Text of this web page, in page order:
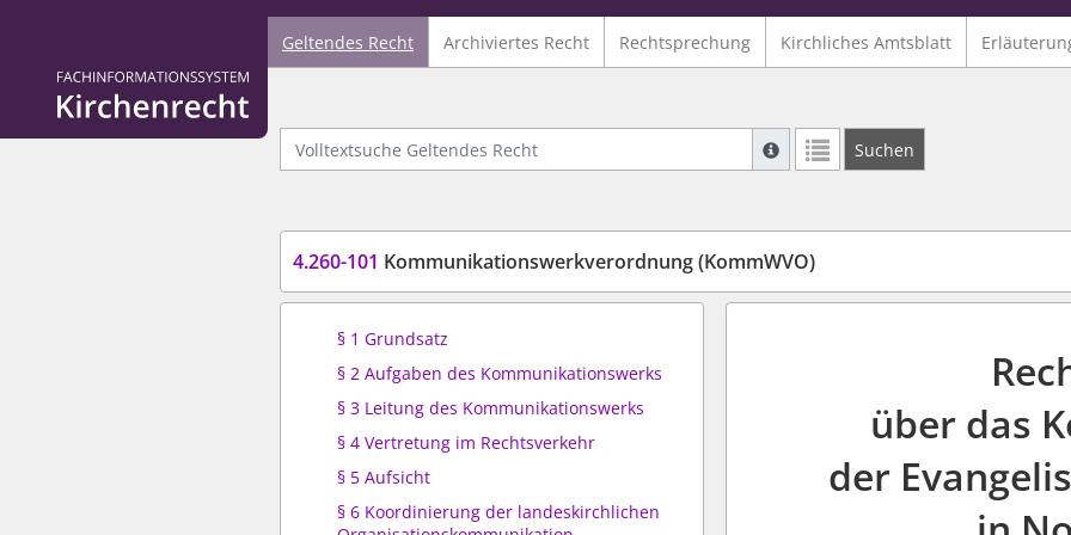
Logo Fachinformationssystem Kirchenrecht
Geltendes Recht Archiviertes Recht Rechtsprechung Kirchliches Amtsblatt
Volltextsuche Geltendes Recht
Suche mit Platzhalter "*", Bsp.
Suchen
4.260-101 Kommunikationswerkverordnung (KommWVO)
§ 1 Grundsatz
§ 2 Aufgaben des Kommunikationswerks
§ 3 Leitung des Kommunikationswerks
§ 4 Vertretung im Rechtsverkehr
§ 5 Aufsicht
§ 6 Koordinierung der landeskirchlichen
über das
der